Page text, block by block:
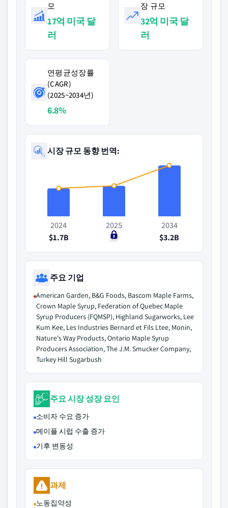
모
17억 미국 달
러
장 규모
32억 미국 달
러
연평균성장률
(CAGR)
(2025~2034년)
6.8%
시장 규모 동향 번역:
2024
$1.7B
2025
$0
2034
$3.2B
주요 기업
American Garden, B&G Foods, Bascom Maple Farms,
Crown Maple Syrup, Federation of Quebec Maple
Syrup Producers (FQMSP), Highland Sugarworks, Lee
Kum Kee, Les Industries Bernard et Fils Ltee, Monin,
Nature's Way Products, Ontario Maple Syrup
Producers Association, The J.M. Smucker Company,
Turkey Hill Sugarbush
주요 시장 성장 요인
소비자 수요 증가
메이플 시럽 수출 증가
기후 변동성
과제
노동집약성